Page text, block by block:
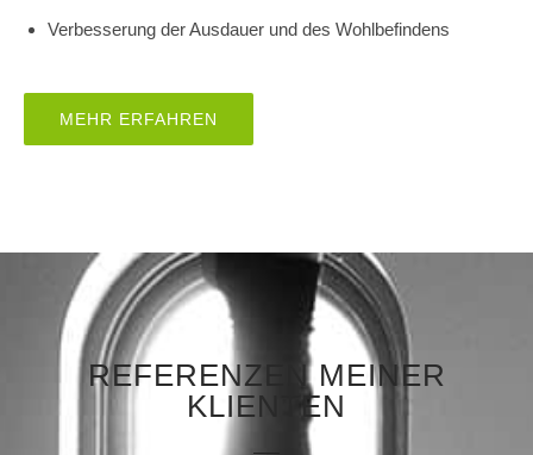
Verbesserung der Ausdauer und des Wohlbefindens
MEHR ERFAHREN
REFERENZEN MEINER
KLIENTEN